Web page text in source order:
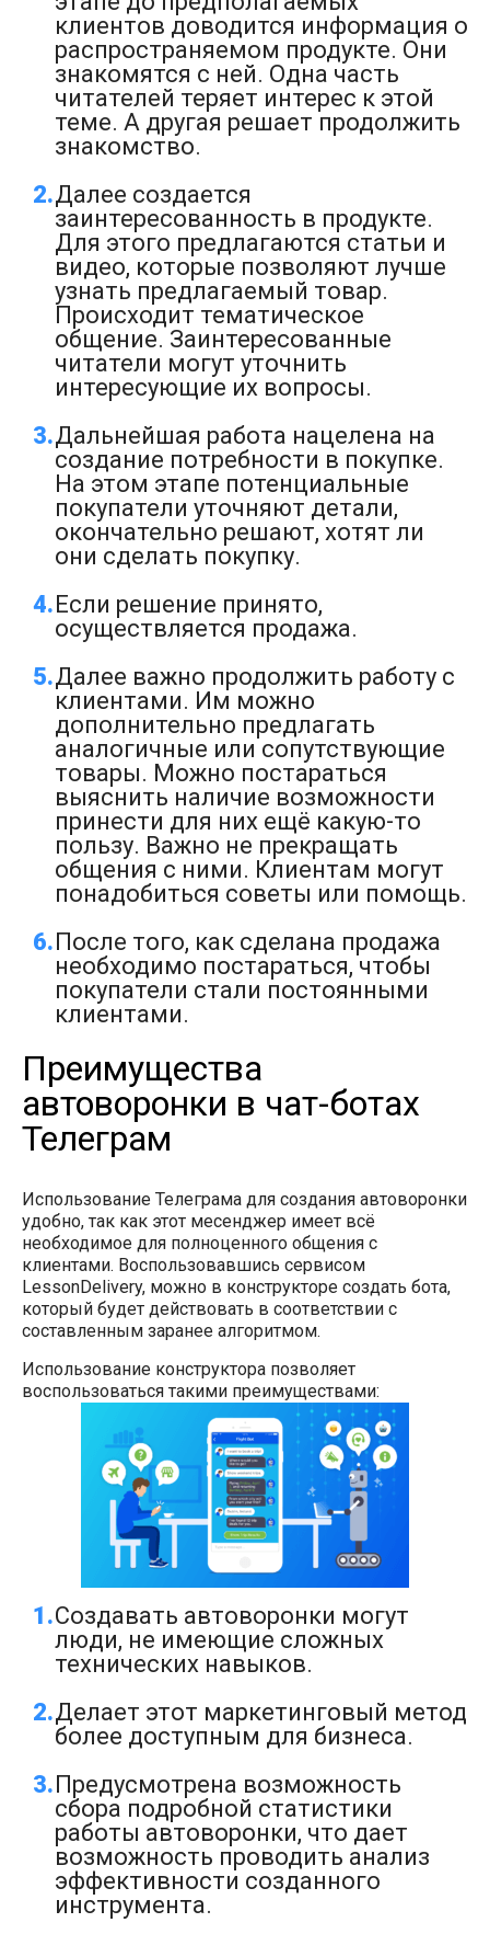
клиентов доводится информация о
распространяемом продукте. Они
знакомятся с ней. Одна часть
читателей теряет интерес к этой
теме. А другая решает продолжить
знакомство.
Далее создается
заинтересованность в продукте.
Для этого предлагаются статьи и
видео, которые позволяют лучше
узнать предлагаемый товар.
Происходит тематическое
общение. Заинтересованные
читатели могут уточнить
интересующие их вопросы.
Дальнейшая работа нацелена на
создание потребности в покупке.
На этом этапе потенциальные
покупатели уточняют детали,
окончательно решают, хотят ли
они сделать покупку.
Если решение принято,
осуществляется продажа.
Далее важно продолжить работу с
клиентами. Им можно
дополнительно предлагать
аналогичные или сопутствующие
товары. Можно постараться
выяснить наличие возможности
принести для них ещё какую-то
пользу. Важно не прекращать
общения с ними. Клиентам могут
понадобиться советы или помощь.
После того, как сделана продажа
необходимо постараться, чтобы
покупатели стали постоянными
клиентами.
Преимущества
автоворонки в чат-ботах
Телеграм
Использование Телеграма для создания автоворонки
удобно, так как этот месенджер имеет всё
необходимое для полноценного общения с
клиентами. Воспользовавшись сервисом
LessonDelivery, можно в конструкторе создать бота,
который будет действовать в соответствии с
составленным заранее алгоритмом.
Использование конструктора позволяет
воспользоваться такими преимуществами:
Создавать автоворонки могут
люди, не имеющие сложных
технических навыков.
Делает этот маркетинговый метод
более доступным для бизнеса.
Предусмотрена возможность
сбора подробной статистики
работы автоворонки, что дает
возможность проводить анализ
эффективности созданного
инструмента.